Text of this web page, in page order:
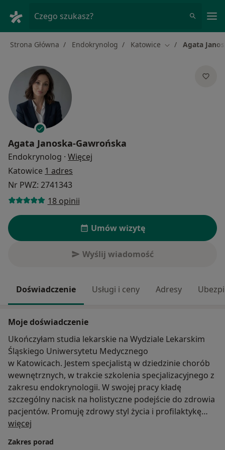
Czego szukasz?
Strona Główna Endokrynolog Katowice Zmień miasto
Agata
Agata Janoska-Gawrońska
Endokrynolog · Więcej
Katowice 1 adres
Nr PWZ: 2741343
18 opinii
Umów wizytę
Wyślij wiadomość
Doświadczenie Usługi i ceny Adresy
Moje doświadczenie
Ukończyłam studia lekarskie na Wydziale Lekarskim
Śląskiego Uniwersytetu Medycznego
w Katowicach. Jestem specjalistą w dziedzinie chorób
wewnętrznych, w trakcie szkolenia specjalizacyjnego z
zakresu endokrynologii. W swojej pracy kładę
szczególny nacisk na holistyczne podejście do zdrowia
pacjentów. Promuję zdrowy styl życia i profilaktykę
schorzeń . Stawiam na skuteczną diagnostykę i
metody leczenia do potrzeb każdej osoby.
więcej
Zakres porad